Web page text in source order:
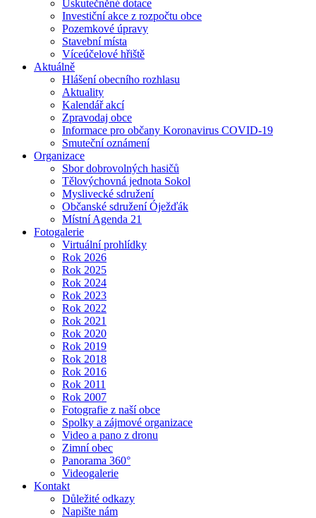
Uskutečněné dotace
Investiční akce z rozpočtu obce
Pozemkové úpravy
Stavební místa
Víceúčelové hřiště
Aktuálně
Hlášení obecního rozhlasu
Aktuality
Kalendář akcí
Zpravodaj obce
Informace pro občany Koronavirus COVID-19
Smuteční oznámení
Organizace
Sbor dobrovolných hasičů
Tělovýchovná jednota Sokol
Myslivecké sdružení
Občanské sdružení Óježďák
Místní Agenda 21
Fotogalerie
Virtuální prohlídky
Rok 2026
Rok 2025
Rok 2024
Rok 2023
Rok 2022
Rok 2021
Rok 2020
Rok 2019
Rok 2018
Rok 2016
Rok 2011
Rok 2007
Fotografie z naší obce
Spolky a zájmové organizace
Video a pano z dronu
Zimní obec
Panorama 360°
Videogalerie
Kontakt
Důležité odkazy
Napište nám